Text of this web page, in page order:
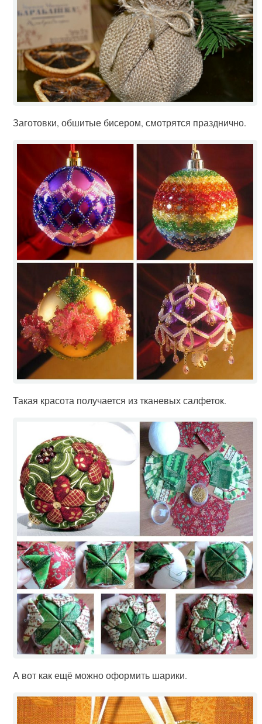
Заготовки, обшитые бисером, смотрятся празднично.
Такая красота получается из тканевых салфеток.
А вот как ещё можно оформить шарики.